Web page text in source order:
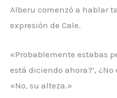
Alberu comenzó a hablar
expresión de Cale.
«Probablemente estabas
está diciendo ahora?’, ¿No
«No, su alteza.»